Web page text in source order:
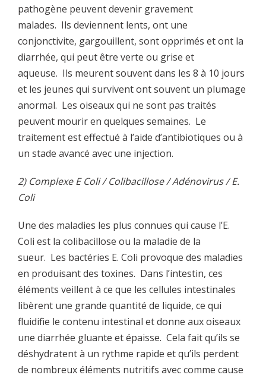
pathogène peuvent devenir gravement
malades. Ils deviennent lents, ont une
conjonctivite, gargouillent, sont opprimés et ont la
diarrhée, qui peut être verte ou grise et
aqueuse. Ils meurent souvent dans les 8 à 10 jours
et les jeunes qui survivent ont souvent un plumage
anormal. Les oiseaux qui ne sont pas traités
peuvent mourir en quelques semaines. Le
traitement est effectué à l’aide d’antibiotiques ou à
un stade avancé avec une injection.
2) Complexe E Coli / Colibacillose / Adénovirus / E.
Coli
Une des maladies les plus connues qui cause l’E.
Coli est la colibacillose ou la maladie de la
sueur. Les bactéries E. Coli provoque des maladies
en produisant des toxines. Dans l’intestin, ces
éléments veillent à ce que les cellules intestinales
libèrent une grande quantité de liquide, ce qui
fluidifie le contenu intestinal et donne aux oiseaux
une diarrhée gluante et épaisse. Cela fait qu’ils se
déshydratent à un rythme rapide et qu’ils perdent
de nombreux éléments nutritifs avec comme cause